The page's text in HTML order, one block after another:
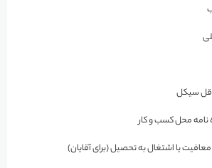
سیکل
نامه محل کسب و کار
یا اشتغال به تحصیل (برای آقایان)